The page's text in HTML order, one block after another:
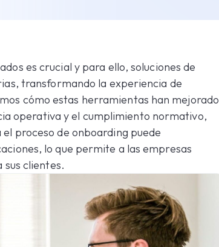
es crucial y para ello, soluciones de
transformando la experiencia de
cómo estas herramientas han mejorado
operativa y el cumplimiento normativo,
proceso de onboarding puede
lo que permite a las empresas
clientes.